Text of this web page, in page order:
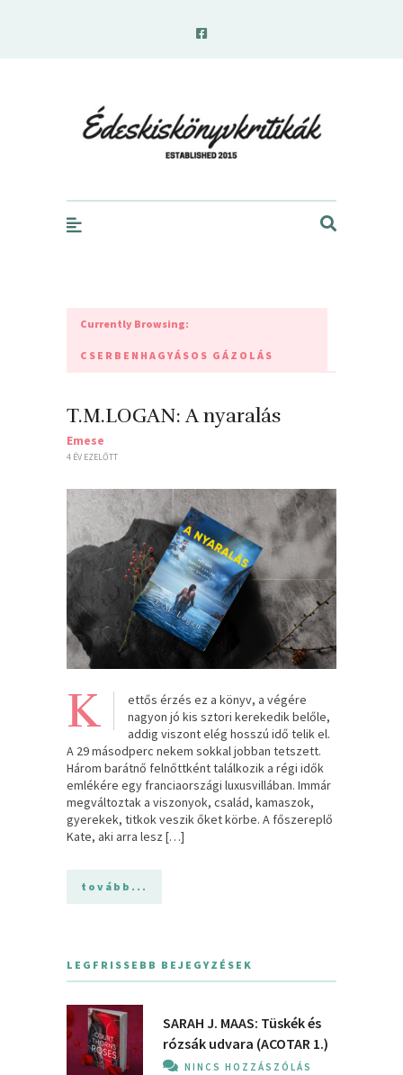
Currently Browsing:
CSERBENHAGYÁSOS GÁZOLÁS
T.M.LOGAN: A nyaralás
Emese
4 ÉV EZELŐTT
K
ettős érzés ez a könyv, a végére
nagyon jó kis sztori kerekedik belőle,
addig viszont elég hosszú idő telik el.
A 29 másodperc nekem sokkal jobban tetszett.
Három barátnő felnőttként találkozik a régi idők
emlékére egy franciaországi luxusvillában. Immár
megváltoztak a viszonyok, család, kamaszok,
gyerekek, titkok veszik őket körbe. A főszereplő
Kate, aki arra lesz […]
tovább...
LEGFRISSEBB BEJEGYZÉSEK
SARAH J. MAAS: Tüskék és
rózsák udvara (ACOTAR 1.)
NINCS HOZZÁSZÓLÁS